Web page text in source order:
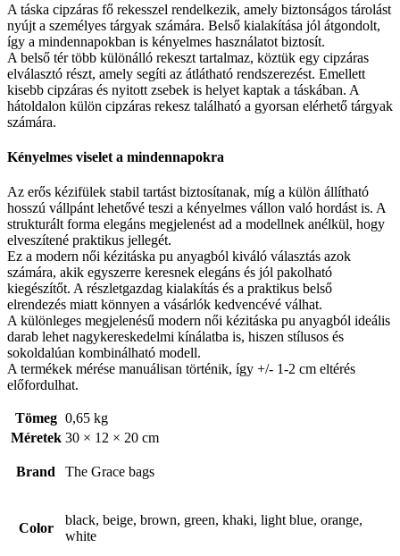
A táska cipzáras fő rekesszel rendelkezik, amely biztonságos tárolást
nyújt a személyes tárgyak számára. Belső kialakítása jól átgondolt,
így a mindennapokban is kényelmes használatot biztosít.
A belső tér több különálló rekeszt tartalmaz, köztük egy cipzáras
elválasztó részt, amely segíti az átlátható rendszerezést. Emellett
kisebb cipzáras és nyitott zsebek is helyet kaptak a táskában. A
hátoldalon külön cipzáras rekesz található a gyorsan elérhető tárgyak
számára.
Kényelmes viselet a mindennapokra
Az erős kézifülek stabil tartást biztosítanak, míg a külön állítható
hosszú vállpánt lehetővé teszi a kényelmes vállon való hordást is. A
strukturált forma elegáns megjelenést ad a modellnek anélkül, hogy
elveszítené praktikus jellegét.
Ez a modern női kézitáska pu anyagból kiváló választás azok
számára, akik egyszerre keresnek elegáns és jól pakolható
kiegészítőt. A részletgazdag kialakítás és a praktikus belső
elrendezés miatt könnyen a vásárlók kedvencévé válhat.
A különleges megjelenésű modern női kézitáska pu anyagból ideális
darab lehet nagykereskedelmi kínálatba is, hiszen stílusos és
sokoldalúan kombinálható modell.
A termékek mérése manuálisan történik, így +/- 1-2 cm eltérés
előfordulhat.
Tömeg 0,65 kg
Méretek 30 × 12 × 20 cm
Brand The Grace bags
Color
black, beige, brown, green, khaki, light blue, orange,
white